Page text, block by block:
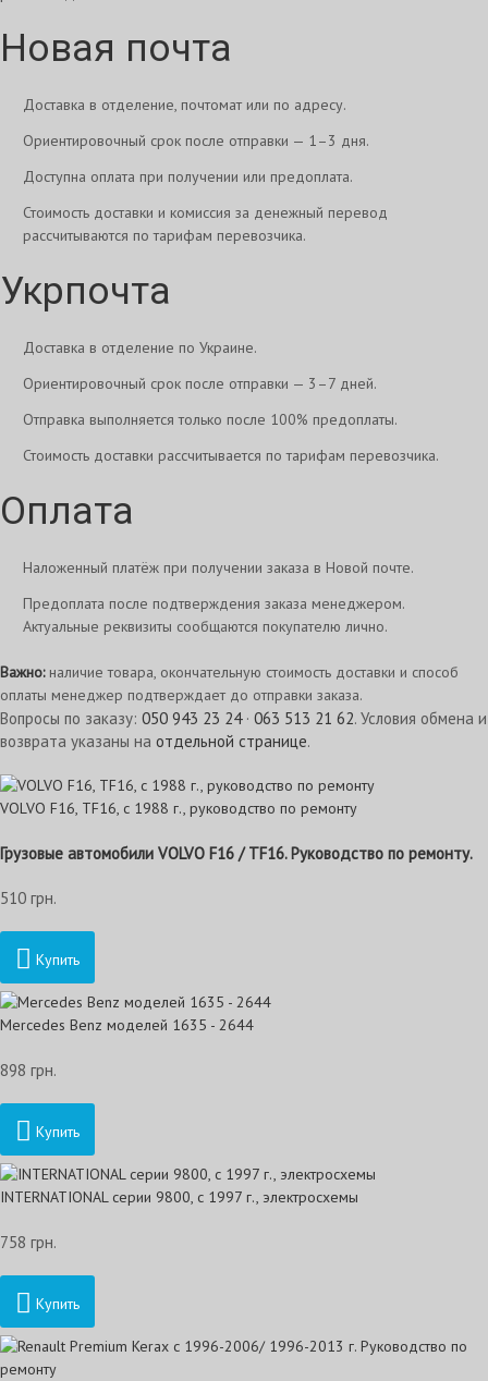
Новая почта
Доставка в отделение, почтомат или по адресу.
Ориентировочный срок после отправки — 1–3 дня.
Доступна оплата при получении или предоплата.
Стоимость доставки и комиссия за денежный перевод
рассчитываются по тарифам перевозчика.
Укрпочта
Доставка в отделение по Украине.
Ориентировочный срок после отправки — 3–7 дней.
Отправка выполняется только после 100% предоплаты.
Стоимость доставки рассчитывается по тарифам перевозчика.
Оплата
Наложенный платёж при получении заказа в Новой почте.
Предоплата после подтверждения заказа менеджером.
Актуальные реквизиты сообщаются покупателю лично.
Важно:наличие товара, окончательную стоимость доставки и способ
оплаты менеджер подтверждает до отправки заказа.
Вопросы по заказу: 050 943 23 24· 063 513 21 62. Условия обмена и
возврата указаны на отдельной странице.
VOLVO F16, TF16, с 1988 г., руководство по ремонту
Грузовые автомобили VOLVO F16 / TF16. Руководство по ремонту.
510 грн.
Купить
Mercedes Benz моделей 1635 - 2644
898 грн.
Купить
INTERNATIONAL серии 9800, с 1997 г., электросхемы
758 грн.
Купить